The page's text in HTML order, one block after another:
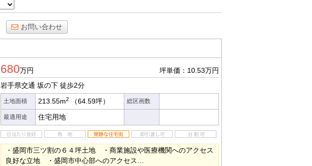
お問い合わせ
680万円
坪単価：10.53万円
岩手県交通 坂の下 徒歩2分
土地面積 213.55m2 （64.59坪） 総区画数
最適用途 住宅用地
・盛岡市三ツ割の６４坪土地 ・商業施設や医療機関へのアクセス
良好な立地 ・盛岡市中心部へのアクセス…